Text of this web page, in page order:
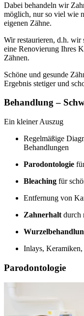
Dabei behandeln wir
möglich, nur so viel wie
eigenen Zähne.
Wir restaurieren, d.h. wir
eine Renovierung Ihres
Zähnen.
Schöne und gesunde
Ergebnis stetiger und
Behandlung –
Ein kleiner Auszug
Regelmäßige
Behandlungen
Parodontologie
Bleaching für
Entfernung von
Zahnerhalt durch
Inlays,
Parodontologie